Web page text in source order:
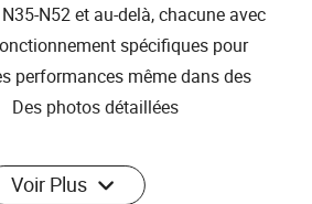
N52 et au-delà, chacune avec
spécifiques pour
performances même dans des
Des photos détaillées
Voir Plus